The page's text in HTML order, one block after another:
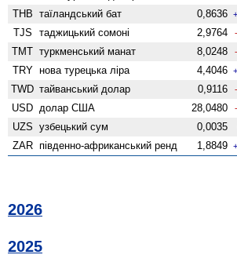
THB
таїландський бат 0,8636
TJS таджицький сомоні 2,9764
TMT туркменський манат 8,0248
TRY нова турецька ліра 4,4046
TWD тайванський долар 0,9116
USD долар США 28,0480
UZS узбецький сум 0,0035
ZAR південно-африканський ренд 1,8849
2026
2025